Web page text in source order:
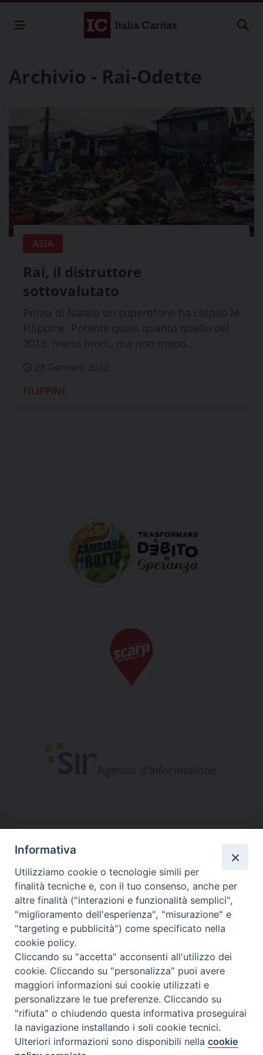
Archivio - Rai-Odette
ASIA
Rai, il distruttore
sottovalutato
Prima di Natale un supertifone ha colpito le
Filippine. Potente quasi quanto quello del
2013: meno morti, ma non meno...
28 Gennaio 2022
FILIPPINE
Contatti
Via Aurelia 796
00165 – Roma
tel: +39 06 661 771
email: segreteria@caritas.it
Informativa
Utilizziamo cookie o tecnologie simili per
finalità tecniche e, con il tuo consenso, anche per
altre finalità ("interazioni e funzionalità semplici",
"miglioramento dell'esperienza", "misurazione" e
"targeting e pubblicità") come specificato nella
cookie policy.
Cliccando su "accetta" acconsenti all'utilizzo dei
cookie. Cliccando su "personalizza" puoi avere
maggiori informazioni sui cookie utilizzati e
personalizzare le tue preferenze. Cliccando su
"rifiuta" o chiudendo questa informativa proseguirai
la navigazione installando i soli cookie tecnici.
Ulteriori informazioni sono disponibili nellacookie